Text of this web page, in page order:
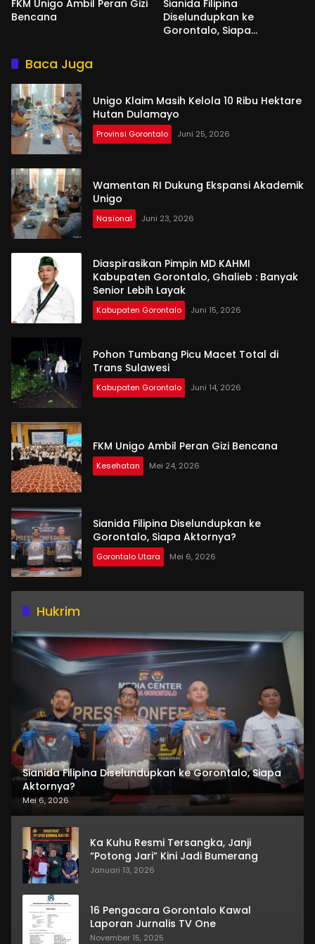
FKM Unigo Ambil Peran Gizi
Bencana
Sianida Filipina
Diselundupkan ke
Gorontalo, Siapa
Baca Juga
Unigo Klaim Masih Kelola 10 Ribu Hektare
Hutan Dulamayo
Provinsi Gorontalo Juni 25, 2026
Wamentan RI Dukung Ekspansi Akademik
Unigo
Nasional Juni 23, 2026
Diaspirasikan Pimpin MD KAHMI
Kabupaten Gorontalo, Ghalieb : Banyak
Senior Lebih Layak
Kabupaten Gorontalo Juni 15, 2026
Pohon Tumbang Picu Macet Total di
Trans Sulawesi
Kabupaten Gorontalo Juni 14, 2026
FKM Unigo Ambil Peran Gizi Bencana
Kesehatan Mei 24, 2026
Sianida Filipina Diselundupkan ke
Gorontalo, Siapa Aktornya?
Gorontalo Utara Mei 6, 2026
Hukrim
Sianida Filipina Diselundupkan ke Gorontalo, Siapa
Aktornya?
Mei 6, 2026
Ka Kuhu Resmi Tersangka, Janji
“Potong Jari” Kini Jadi Bumerang
Januari 13, 2026
16 Pengacara Gorontalo Kawal
Laporan Jurnalis TV One
November 15, 2025